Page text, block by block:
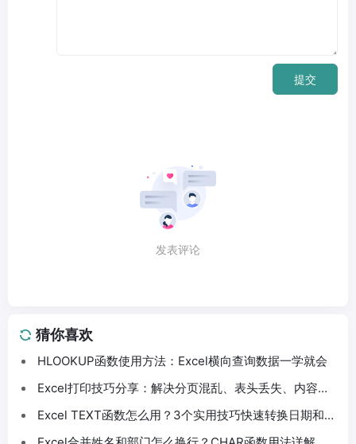
提交
发表评论
猜你喜欢
HLOOKUP函数使用方法：Excel横向查询数据一学就会
Excel打印技巧分享：解决分页混乱、表头丢失、内容截
Excel TEXT函数怎么用？3个实用技巧快速转换日期和数